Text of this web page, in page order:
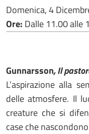
Domenica, 4
Ore: Dalle 11.00 alle
Gunnarsson, Il
L’aspirazione alla
delle atmosfere. Il
creature che si
case che